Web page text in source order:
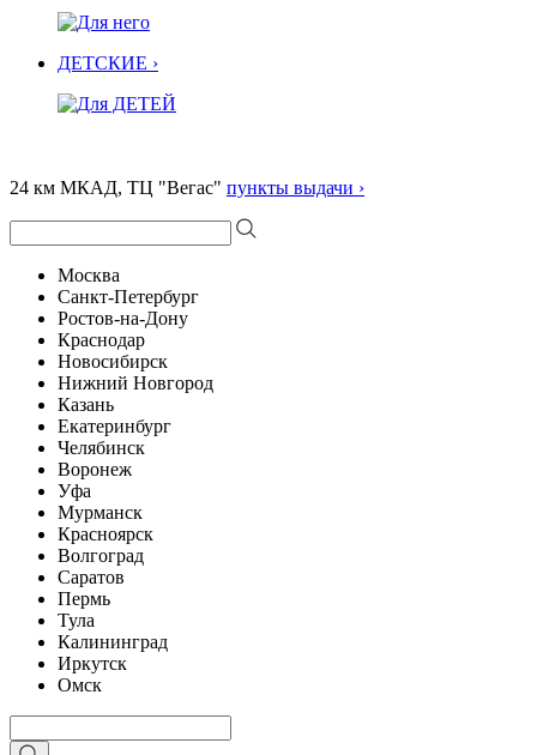
ДЕТСКИЕ ›
24 км МКАД, ТЦ "Вегас" пункты выдачи ›
Москва
Санкт-Петербург
Ростов-на-Дону
Краснодар
Новосибирск
Нижний Новгород
Казань
Екатеринбург
Челябинск
Воронеж
Уфа
Мурманск
Красноярск
Волгоград
Саратов
Пермь
Тула
Калининград
Иркутск
Омск